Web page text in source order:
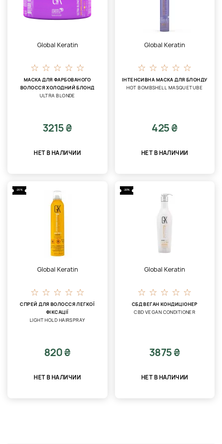
Global Keratin
МАСКА ДЛЯ ФАРБОВАНОГО
ВОЛОССЯ ХОЛОДНИЙ БЛОНД
ULTRA BLONDE
3215 ₴
НЕТ В НАЛИЧИИ
Global Keratin
ІНТЕНСИВНА МАСКА ДЛЯ БЛОНДУ
HOT BOMBSHELL MASQUETUBE
425 ₴
НЕТ В НАЛИЧИИ
-20%
Global Keratin
СПРЕЙ ДЛЯ ВОЛОССЯ ЛЕГКОЇ
ФІКСАЦІЇ
LIGHT HOLD HAIRSPRAY
820 ₴
НЕТ В НАЛИЧИИ
-20%
Global Keratin
СБД ВЕГАН КОНДИЦІОНЕР
CBD VEGAN CONDITIONER
3875 ₴
НЕТ В НАЛИЧИИ